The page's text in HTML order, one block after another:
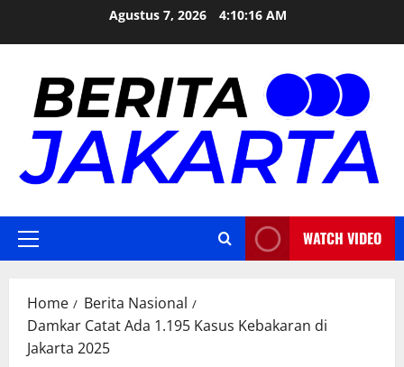
Agustus 7, 2026 4:10:17 AM
Primary
WATCH VIDEO
Home
Berita Nasional
Damkar Catat Ada 1.195 Kasus Kebakaran di
Jakarta 2025